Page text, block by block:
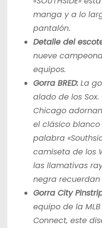
manga y a lo
pantalón.
Detalle del
nueve
equipos.
Gorra BRED:La
alado de los
Chicago
el clásico
palabra
camiseta de los
las llamativas
negra recuerdan
Gorra City
equipo de la
Connect, este